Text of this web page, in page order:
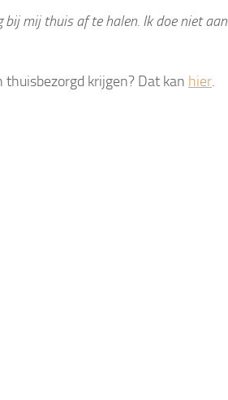
mij thuis af te halen. Ik doe niet aan
krijgen? Dat kan hier.